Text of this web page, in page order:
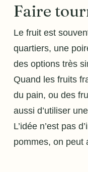
Faire
Le fruit est
quartiers, une
des options très
Quand les fruits
du pain, ou des
aussi d’utiliser
L’idée n’est pas
pommes, on peut